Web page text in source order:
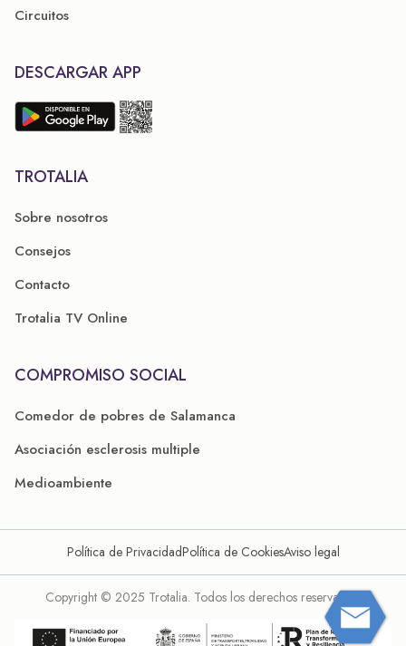
Circuitos
DESCARGAR APP
TROTALIA
Sobre nosotros
Consejos
Contacto
Trotalia TV Online
COMPROMISO SOCIAL
Comedor de pobres de Salamanca
Asociación esclerosis multiple
Medioambiente
Política de PrivacidadPolítica de CookiesAviso legal
Copyright © 2025 Trotalia. Todos los derechos reservados.